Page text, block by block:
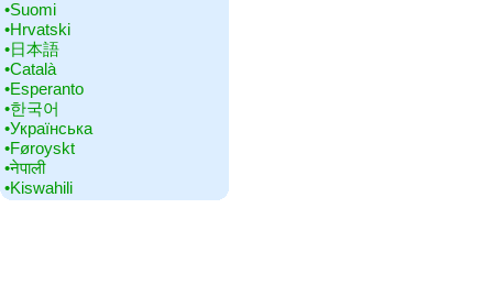
•‎Suomi
•‎Hrvatski
•‎日本語
•‎Català
•‎Esperanto
•‎한국어
•‎Українська
•‎Føroyskt
•‎नेपाली
•‎Kiswahili